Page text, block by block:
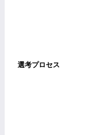
選考プロセス